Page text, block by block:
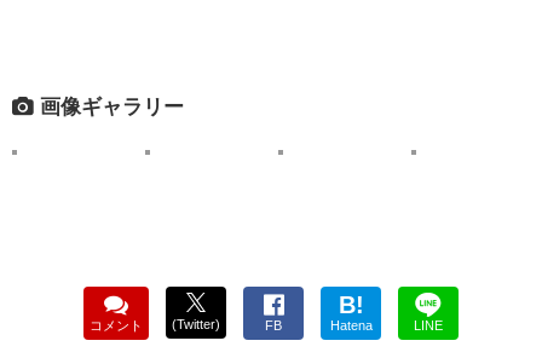
画像ギャラリー
コメント (Twitter) FB
B!
Hatena LINE